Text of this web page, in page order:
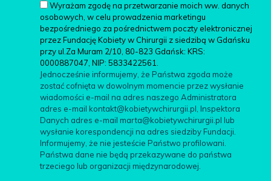
Wyrażam zgodę na przetwarzanie moich ww. danych
osobowych, w celu prowadzenia marketingu
bezpośredniego za pośrednictwem poczty elektronicznej
przez Fundację Kobiety w Chirurgii z siedzibą w Gdańsku
przy ul.Za Muram 2/10, 80-823 Gdańsk: KRS:
0000887047, NIP: 5833422561.
Jednocześnie informujemy, że Państwa zgoda może
zostać cofnięta w dowolnym momencie przez wysłanie
wiadomości e-mail na adres naszego Administratora
adres e-mail kontakt@kobietywchirurgii.pl, Inspektora
Danych adres e-mail marta@kobietywchirurgii.pl lub
wysłanie korespondencji na adres siedziby Fundacji.
Informujemy, że nie jesteście Państwo profilowani.
Państwa dane nie będą przekazywane do państwa
trzeciego lub organizacji międzynarodowej.